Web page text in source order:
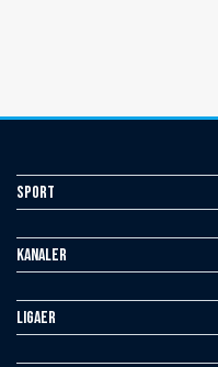
Sport
Kanaler
Ligaer